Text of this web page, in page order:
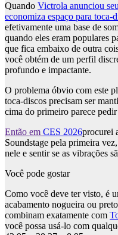
Quando Victrola anunciou
economiza espaço para toca-
efetivamente uma base de
quando eles eram populares
que fica embaixo de outra
você obtém de um perfil
profundo e impactante.
O problema óbvio com este
toca-discos precisam ser
cima do primeiro parece pedir
Então em CES 2026procurei
Soundstage pela primeira
nele e sentir se as vibrações
Você pode gostar
Como você deve ter visto, é
acabamento nogueira ou
combinam exatamente com
você possa usá-lo com